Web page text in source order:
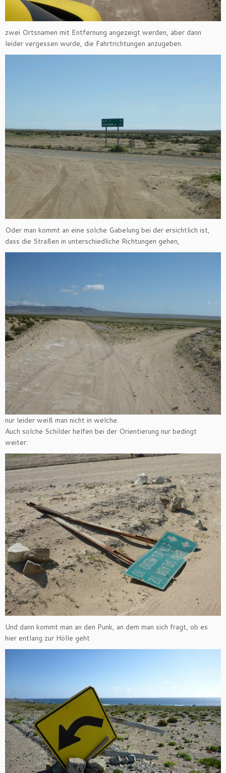
zwei Ortsnamen mit Entfernung angezeigt werden, aber dann
leider vergessen wurde, die Fahrtrichtungen anzugeben.
Oder man kommt an eine solche Gabelung bei der ersichtlich ist,
dass die Straßen in unterschiedliche Richtungen gehen,
nur leider weiß man nicht in welche.
Auch solche Schilder helfen bei der Orientierung nur bedingt
weiter:
Und dann kommt man an den Punk, an dem man sich fragt, ob es
hier entlang zur Hölle geht